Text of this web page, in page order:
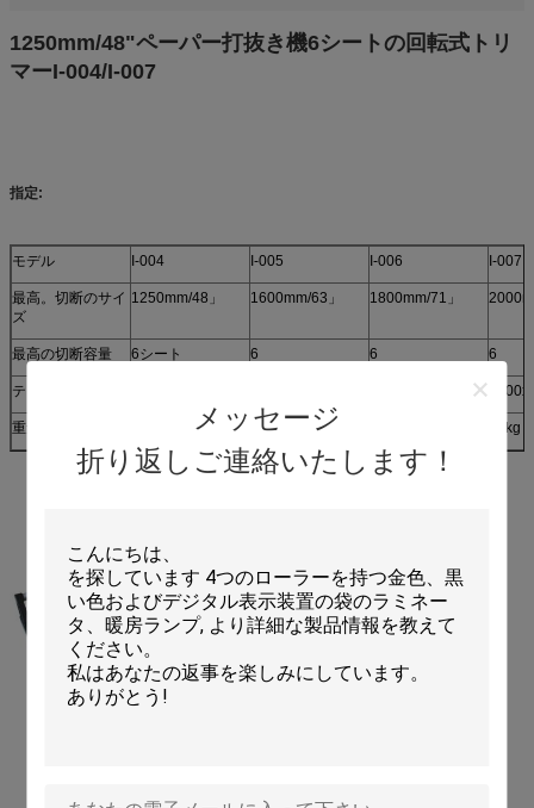
メッセージ
折り返しご連絡いたします！
1250mm/48"ペーパー打抜き機6シートの回転式トリ
マーI-004/I-007
指定:
モデル I-004 I-005 I-006 I-007
最高。切断のサイ
ズ
1250mm/48」 1600mm/63」 1800mm/71」
最高の切断容量 6シート 6 6 6
テーブル次元
重量 14.9KG 27kg